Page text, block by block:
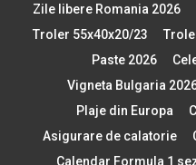
Zile libere Romania 2026
Troler 55x40x20/23
Paste 2026
Vigneta Bulgaria
Plaje din Europa
Asigurare de calatorie
Calendar Formula 1